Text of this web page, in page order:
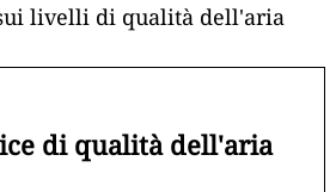
livelli di qualità dell'aria
di qualità dell'aria